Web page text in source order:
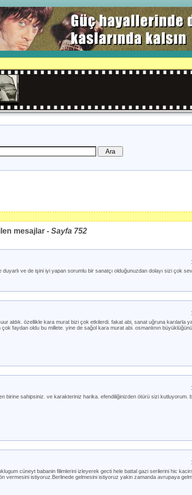
mesajlar - Sayfa 752
ve de işini iyi yapan sorumlu bir sanatçı olduğunuzdan dolayı sizi çok
aldık. özellikle kara murat bizi çok etkilerdi. fakat abi, sanat uğruna karılarla
faydan oldu bu millete. yine de sağol kara murat abi. osmanlının
sahipsiniz. ve karakteriniz harika. efendiliğinizden ötürü sizi kutluyorum.
cüneyt babanin filimlerini izleyerek gecti hele battal gazi serilerini hic
vermesini istiyoruz.Berlinede gelmesini istiyoruz yakin zamanda avrupaya